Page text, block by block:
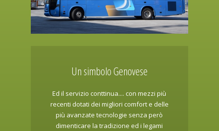
Un simbolo Genovese
Ed il servizio conttinua.... con mezzi più
recenti dotati dei migliori comfort e delle
più avanzate tecnologie senza però
dimenticare la tradizione ed i legami